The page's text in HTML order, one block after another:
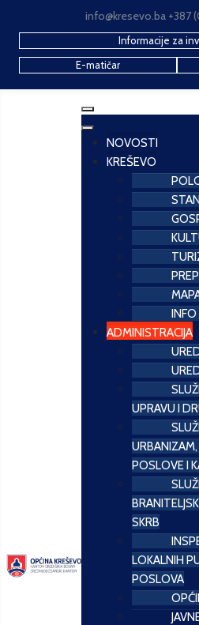
info@kresevo.ba +387
Informacije za
E-matičar
NOVOSTI
KREŠEVO
ADMINISTRACIJA
UPRAVU I
POSLOVE I
SKRB
LOKALNIH
POSLOVA